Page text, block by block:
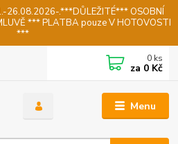
26.08.2026-.***DŮLEŽITÉ*** OSOBNÍ
*** PLATBA pouze V HOTOVOSTI
***
Menu
0 ks
za 0 Kč